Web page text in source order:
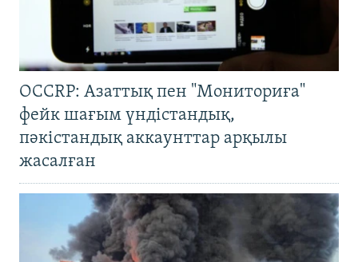
OCCRP: Азаттық пен "Мониториға"
фейк шағым үндістандық,
пәкістандық аккаунттар арқылы
жасалған